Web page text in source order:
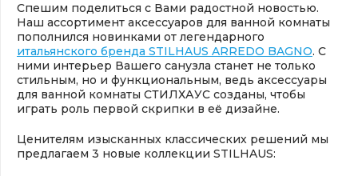
Спешим поделиться с Вами радостной новостью.
Наш ассортимент аксессуаров для ванной комнаты
пополнился новинками от легендарного
итальянского бренда STILHAUS ARREDO BAGNO. С
ними интерьер Вашего санузла станет не только
стильным, но и функциональным, ведь аксессуары
для ванной комнаты СТИЛХАУС созданы, чтобы
играть роль первой скрипки в её дизайне.
Ценителям изысканных классических решений мы
предлагаем 3 новые коллекции STILHAUS: